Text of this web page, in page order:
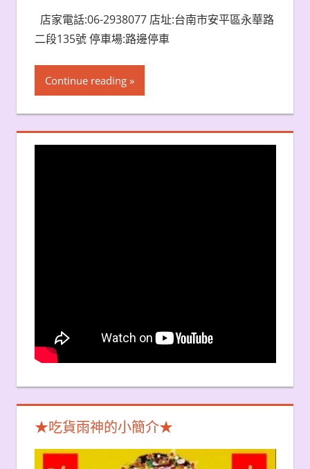
店家電話:06-2938077 店址:台南市安平區永華路
二段135號 停車場:路邊停車
Continue reading
★吃貨雨神的小簡介★